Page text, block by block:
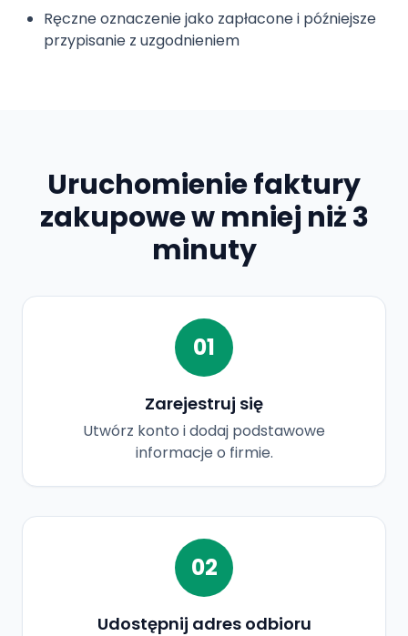
Ręczne oznaczenie jako zapłacone i późniejsze
przypisanie z uzgodnieniem
Uruchomienie faktury
zakupowe w mniej niż 3
minuty
01
Zarejestruj się
Utwórz konto i dodaj podstawowe
informacje o firmie.
02
Udostępnij adres odbioru